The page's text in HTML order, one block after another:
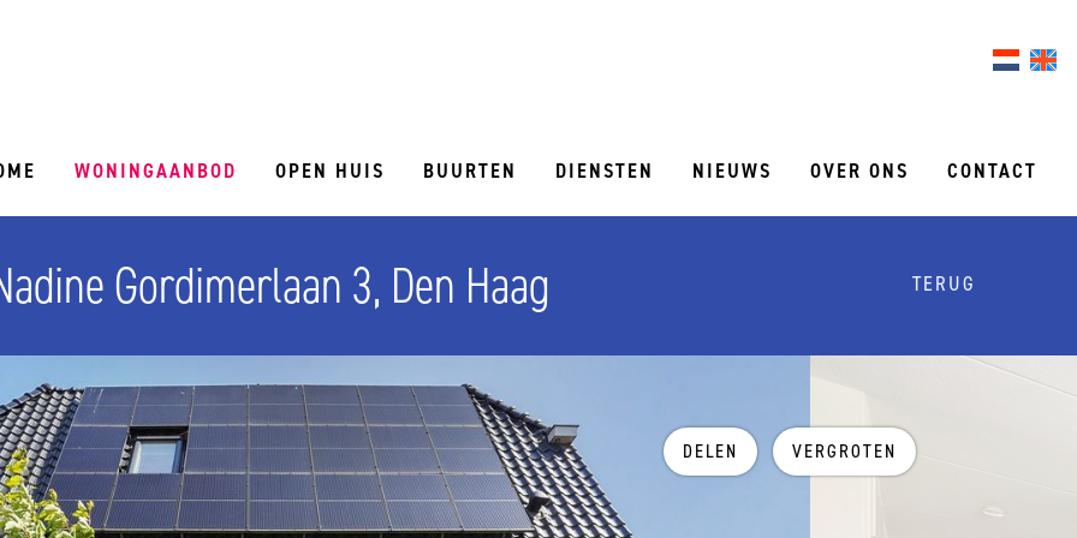
WONINGAANBOD OPEN HUIS BUURTEN DIENSTEN NIEUWS OVER ONS CONTACT
Gordimerlaan 3, Den Haag TERUG
DELEN VERGROTEN